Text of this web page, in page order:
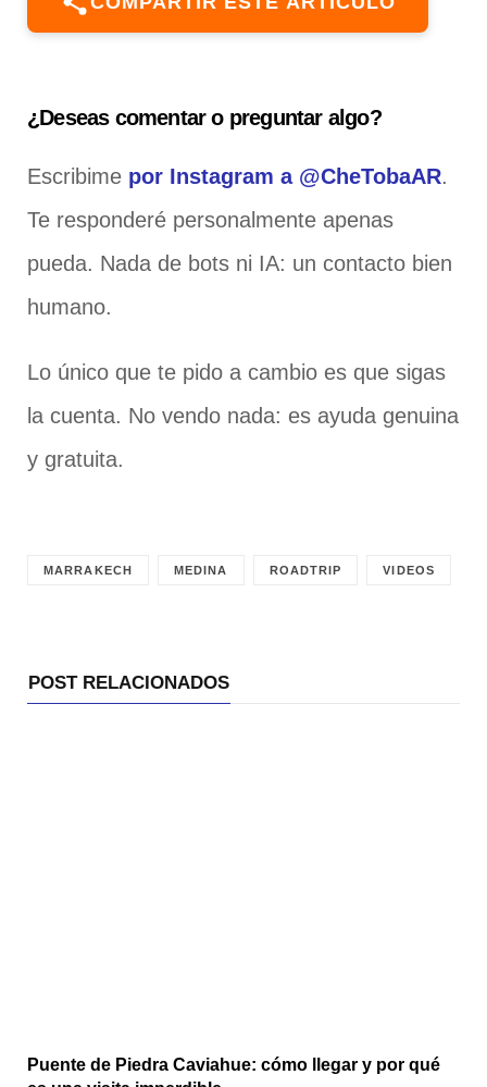
¿Deseas comentar o preguntar algo?
Escribime por Instagram a @CheTobaAR.
Te responderé personalmente apenas
pueda. Nada de bots ni IA: un contacto bien
humano.
Lo único que te pido a cambio es que sigas
la cuenta. No vendo nada: es ayuda genuina
y gratuita.
MARRAKECH MEDINA ROADTRIP VIDEOS
POST RELACIONADOS
Puente de Piedra Caviahue: cómo llegar y por qué